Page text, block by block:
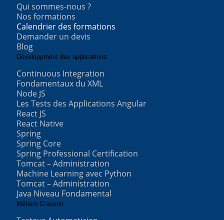
Qui sommes-nous ?
Nos formations
Calendrier des formations
Demander un devis
Blog
Développment des applications
Continuous Integration
Fondamentaux du XML
Node JS
Les Tests des Applications Angular
React JS
React Native
Spring
Spring Core
Spring Professional Certification
Tomcat – Administration
Machine Learning avec Python
Tomcat – Administration
Java Niveau Fondamental
Métiers D’avenir